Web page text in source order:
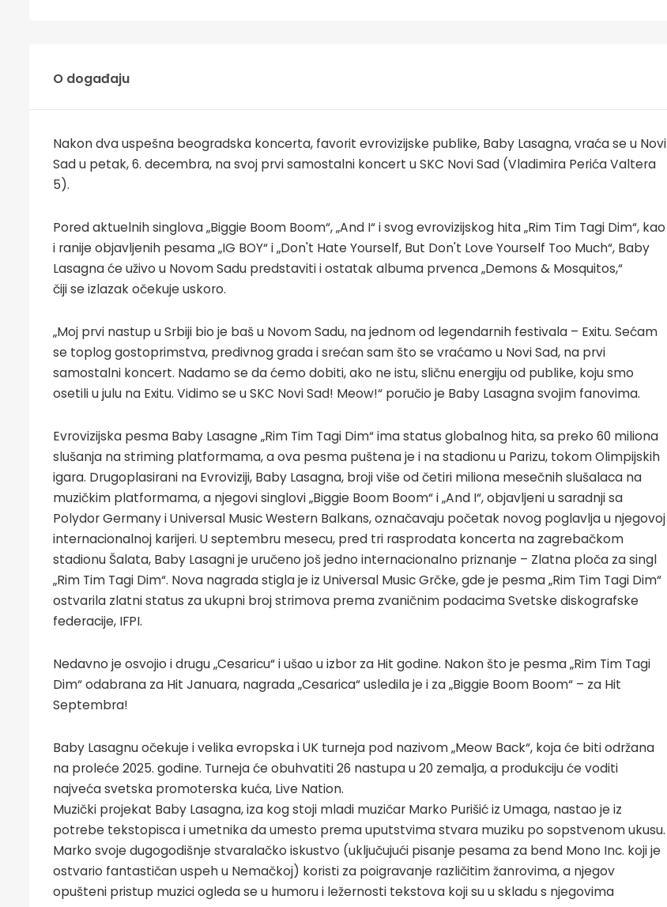
O događaju
Nakon dva uspešna beogradska koncerta, favorit evrovizijske publike, Baby Lasagna, vraća se u Novi
Sad u petak, 6. decembra, na svoj prvi samostalni koncert u SKC Novi Sad (Vladimira Perića Valtera
5).
Pored aktuelnih singlova „Biggie Boom Boom“, „And I“ i svog evrovizijskog hita „Rim Tim Tagi Dim“, kao
i ranije objavljenih pesama „IG BOY“ i „Don't Hate Yourself, But Don't Love Yourself Too Much“, Baby
Lasagna će uživo u Novom Sadu predstaviti i ostatak albuma prvenca „Demons & Mosquitos,“
čiji se izlazak očekuje uskoro.
„Moj prvi nastup u Srbiji bio je baš u Novom Sadu, na jednom od legendarnih festivala – Exitu. Sećam
se toplog gostoprimstva, predivnog grada i srećan sam što se vraćamo u Novi Sad, na prvi
samostalni koncert. Nadamo se da ćemo dobiti, ako ne istu, sličnu energiju od publike, koju smo
osetili u julu na Exitu. Vidimo se u SKC Novi Sad! Meow!“ poručio je Baby Lasagna svojim fanovima.
Evrovizijska pesma Baby Lasagne „Rim Tim Tagi Dim“ ima status globalnog hita, sa preko 60 miliona
slušanja na striming platformama, a ova pesma puštena je i na stadionu u Parizu, tokom Olimpijskih
igara. Drugoplasirani na Evroviziji, Baby Lasagna, broji više od četiri miliona mesečnih slušalaca na
muzičkim platformama, a njegovi singlovi „Biggie Boom Boom“ i „And I“, objavljeni u saradnji sa
Polydor Germany i Universal Music Western Balkans, označavaju početak novog poglavlja u njegovoj
internacionalnoj karijeri. U septembru mesecu, pred tri rasprodata koncerta na zagrebačkom
stadionu Šalata, Baby Lasagni je uručeno još jedno internacionalno priznanje – Zlatna ploča za singl
„Rim Tim Tagi Dim“. Nova nagrada stigla je iz Universal Music Grčke, gde je pesma „Rim Tim Tagi Dim“
ostvarila zlatni status za ukupni broj strimova prema zvaničnim podacima Svetske diskografske
federacije, IFPI.
Nedavno je osvojio i drugu „Cesaricu“ i ušao u izbor za Hit godine. Nakon što je pesma „Rim Tim Tagi
Dim“ odabrana za Hit Januara, nagrada „Cesarica“ usledila je i za „Biggie Boom Boom“ – za Hit
Septembra!
Baby Lasagnu očekuje i velika evropska i UK turneja pod nazivom „Meow Back“, koja će biti održana
na proleće 2025. godine. Turneja će obuhvatiti 26 nastupa u 20 zemalja, a produkciju će voditi
najveća svetska promoterska kuća, Live Nation.
Muzički projekat Baby Lasagna, iza kog stoji mladi muzičar Marko Purišić iz Umaga, nastao je iz
potrebe tekstopisca i umetnika da umesto prema uputstvima stvara muziku po sopstvenom ukusu.
Marko svoje dugogodišnje stvaralačko iskustvo (uključujući pisanje pesama za bend Mono Inc. koji je
ostvario fantastičan uspeh u Nemačkoj) koristi za poigravanje različitim žanrovima, a njegov
opušteni pristup muzici ogleda se u humoru i ležernosti tekstova koji su u skladu s njegovima